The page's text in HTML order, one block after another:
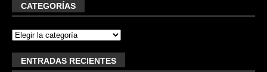
CATEGORÍAS
ENTRADAS RECIENTES